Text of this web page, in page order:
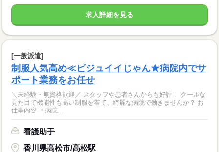
求人詳細を見る
[一般派遣]
制服人気高め≪ビジュイイじゃん★病院内でサ
ポート業務をお任せ
＼未経験・無資格歓迎／ スタッフや患者さんからも好評！ クールな
見た目で機能性も高い制服を着て、綺麗な病院で働きませんか？ お
仕事内容 ・病院...
看護助手
香川県高松市/高松駅